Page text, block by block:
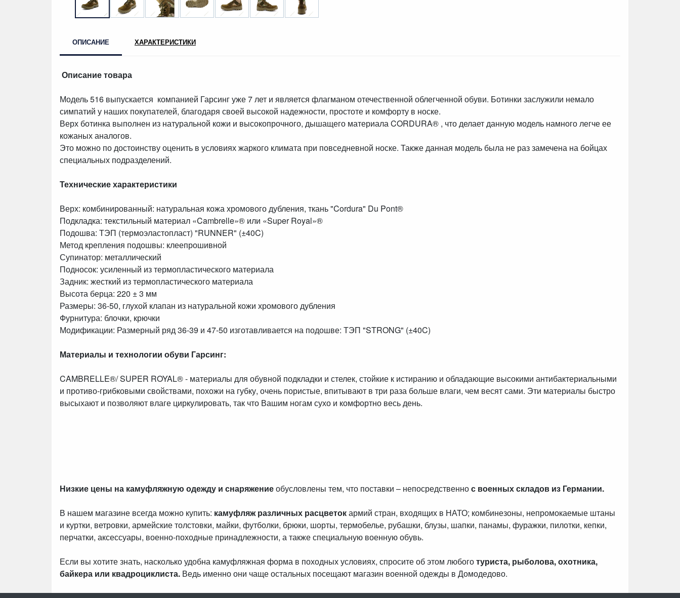
ОПИСАНИЕ ХАРАКТЕРИСТИКИ
Описание товара
Модель 516 выпускается компанией Гарсинг уже 7 лет и является флагманом отечественной облегченной обуви. Ботинки заслужили немало
симпатий у наших покупателей, благодаря своей высокой надежности, простоте и комфорту в носке.
Верх ботинка выполнен из натуральной кожи и высокопрочного, дышащего материала CORDURA® , что делает данную модель намного легче ее
кожаных аналогов.
Это можно по достоинству оценить в условиях жаркого климата при повседневной носке. Также данная модель была не раз замечена на бойцах
специальных подразделений.
Технические характеристики
Верх: комбинированный: натуральная кожа хромового дубления, ткань "Cordura" Du Pont®
Подкладка: текстильный материал «Cambrelle»® или «Super Royal»®
Подошва: ТЭП (термоэластопласт) "RUNNER" (±40C)
Метод крепления подошвы: клеепрошивной
Супинатор: металлический
Подносок: усиленный из термопластического материала
Задник: жесткий из термопластического материала
Высота берца: 220 ± 3 мм
Размеры: 36-50, глухой клапан из натуральной кожи хромового дубления
Фурнитура: блочки, крючки
Модификации: Размерный ряд 36-39 и 47-50 изготавливается на подошве: ТЭП "STRONG" (±40C)
Материалы и технологии обуви Гарсинг:
CAMBRELLE®/ SUPER ROYAL® - материалы для обувной подкладки и стелек, стойкие к истиранию и обладающие высокими антибактериальными
и противо-грибковыми свойствами, похожи на губку, очень пористые, впитывают в три раза больше влаги, чем весят сами. Эти материалы быстро
высыхают и позволяют влаге циркулировать, так что Вашим ногам сухо и комфортно весь день.
Низкие цены на камуфляжную одежду и снаряжениеобусловлены тем, что поставки – непосредственнос военных складов из Германии.
В нашем магазине всегда можно купить: камуфляж различных расцветокармий стран, входящих в НАТО; комбинезоны, непромокаемые штаны
и куртки, ветровки, армейские толстовки, майки, футболки, брюки, шорты, термобелье, рубашки, блузы, шапки, панамы, фуражки, пилотки, кепки,
перчатки, аксессуары, военно-походные принадлежности, а также специальную военную обувь.
Если вы хотите знать, насколько удобна камуфляжная форма в походных условиях, спросите об этом любоготуриста, рыболова, охотника,
байкера или квадроциклиста. Ведь именно они чаще остальных посещают магазин военной одежды в Домодедово.